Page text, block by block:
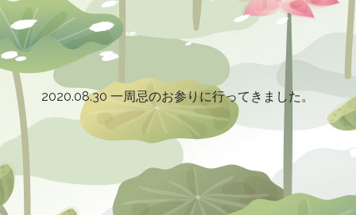
2020.08.30 一周忌のお参りに行ってきました。